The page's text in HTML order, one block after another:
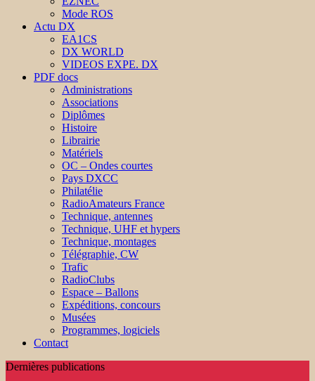
Mode ROS
Actu DX
EA1CS
DX WORLD
VIDEOS EXPE. DX
PDF docs
Administrations
Associations
Diplômes
Histoire
Librairie
Matériels
OC – Ondes courtes
Pays DXCC
Philatélie
RadioAmateurs France
Technique, antennes
Technique, UHF et hypers
Technique, montages
Télégraphie, CW
Trafic
RadioClubs
Espace – Ballons
Expéditions, concours
Musées
Programmes, logiciels
Contact
Dernières publications